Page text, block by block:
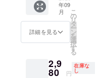
2026年
10月頃
ンライ
ン
にて一
般販売
販売予
定価格
より下
がる可
類似商
品が発
給状
況、製
造工程
上の都
が遅れ
る場合
ラーラ
イト ×
３セッ
ト ・一
般販売
予定価
15,840
円 ※リ
年09
月
詳細を見る
こ
の
リ
タ
ー
ン
を
選
択
す
る
2,9
80 円
在庫な
し